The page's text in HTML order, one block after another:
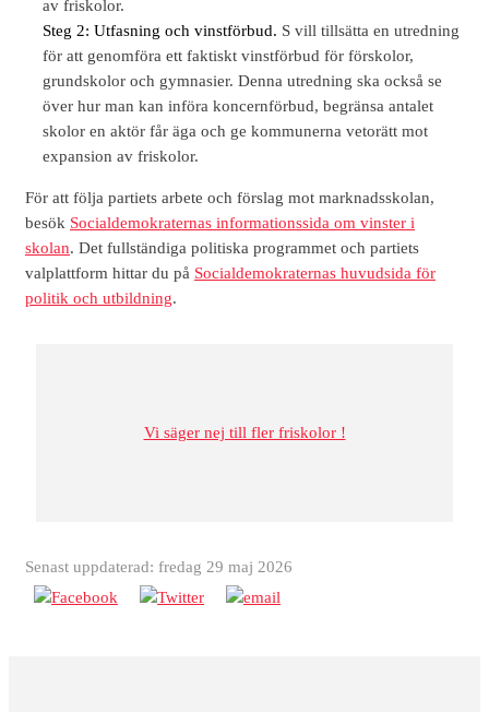
av friskolor.
Steg 2: Utfasning och vinstförbud. S vill tillsätta en utredning
för att genomföra ett faktiskt vinstförbud för förskolor,
grundskolor och gymnasier. Denna utredning ska också se
över hur man kan införa koncernförbud, begränsa antalet
skolor en aktör får äga och ge kommunerna vetorätt mot
expansion av friskolor.
För att följa partiets arbete och förslag mot marknadsskolan,
besök Socialdemokraternas informationssida om vinster i
skolan. Det fullständiga politiska programmet och partiets
valplattform hittar du på Socialdemokraternas huvudsida för
politik och utbildning.
Vi säger nej till fler friskolor !
Senast uppdaterad: fredag 29 maj 2026